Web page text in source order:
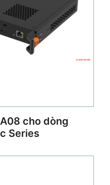
cho dòng
Series